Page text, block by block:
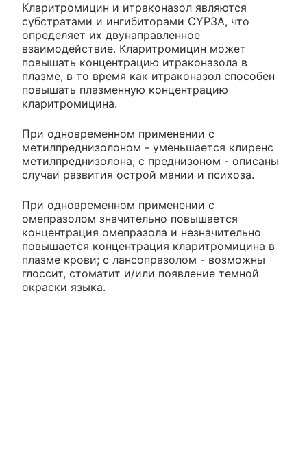
Кларитромицин и итраконазол являются
субстратами и ингибиторами CYP3A, что
определяет их двунаправленное
взаимодействие. Кларитромицин может
повышать концентрацию итраконазола в
плазме, в то время как итраконазол способен
повышать плазменную концентрацию
кларитромицина.
При одновременном применении с
метилпреднизолоном - уменьшается клиренс
метилпреднизолона; с преднизоном - описаны
случаи развития острой мании и психоза.
При одновременном применении с
омепразолом значительно повышается
концентрация омепразола и незначительно
повышается концентрация кларитромицина в
плазме крови; с лансопразолом - возможны
глоссит, стоматит и/или появление темной
окраски языка.